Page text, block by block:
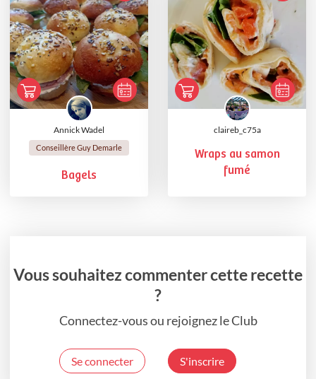
Annick Wadel
Conseillère Guy Demarle
Bagels
claireb_c75a
Wraps au samon
fumé
Vous souhaitez commenter cette recette
?
Connectez-vous ou rejoignez le Club
Se connecter S'inscrire